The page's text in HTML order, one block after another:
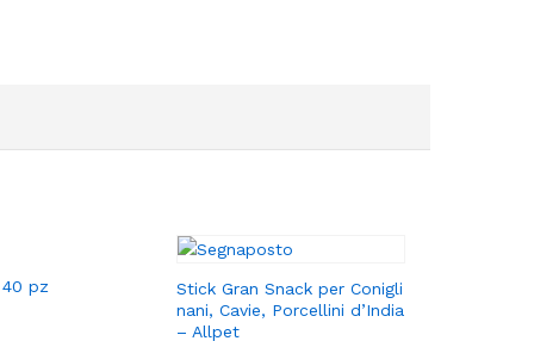
pz
Stick Gran Snack per Conigli
nani, Cavie, Porcellini d’India
– Allpet